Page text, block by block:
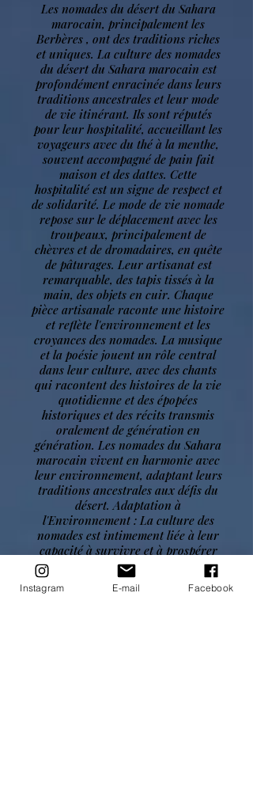
Les nomades du désert du Sahara
marocain, principalement les
Berbères , ont des traditions riches
et uniques. La culture des nomades
du désert du Sahara marocain est
profondément enracinée dans leurs
traditions ancestrales et leur mode
de vie itinérant. Ils sont réputés
pour leur hospitalité, accueillant les
voyageurs avec du thé à la menthe,
souvent accompagné de pain fait
maison et des dattes. Cette
hospitalité est un signe de respect et
de solidarité. Le mode de vie nomade
repose sur le déplacement avec les
troupeaux, principalement de
chèvres et de dromadaires, en quête
de pâturages. Leur artisanat est
remarquable, des tapis tissés à la
main, des objets en cuir. Chaque
pièce artisanale raconte une histoire
et reflète l'environnement et les
croyances des nomades. La musique
et la poésie jouent un rôle central
dans leur culture, avec des chants
qui racontent des histoires de la vie
quotidienne et des épopées
historiques et des récits transmis
oralement de génération en
génération. Les nomades du Sahara
marocain vivent en harmonie avec
leur environnement, adaptant leurs
traditions ancestrales aux défis du
désert. Adaptation à
l'Environnement : La culture des
nomades est intimement liée à leur
capacité à survivre et à prospérer
dans le désert. Ils possèdent une
connaissance approfondie des
routes migratoires, des sources
Instagram E-mail Facebook